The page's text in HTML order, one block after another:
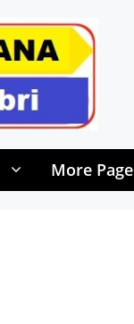
More Page